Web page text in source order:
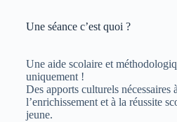
Une séance c’est quoi ?
Une aide scolaire et
uniquement !
Des apports culturels nécessaires
l’enrichissement et à la réussite
jeune.